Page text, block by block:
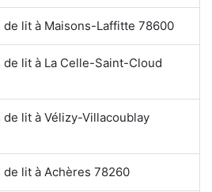
lit à Maisons-Laffitte 78600
lit à La Celle-Saint-Cloud
lit à Vélizy-Villacoublay
lit à Achères 78260